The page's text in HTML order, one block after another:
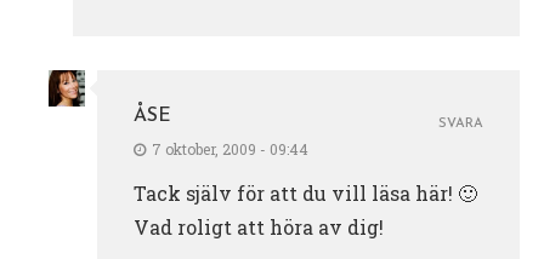
ÅSE
7 oktober, 2009 - 09:44
Tack själv för att du vill läsa här! 🙂
Vad roligt att höra av dig!
SVARA